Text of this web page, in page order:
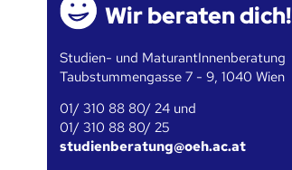
Wir beraten dich!
Studien- und MaturantInnenberatung
Taubstummengasse 7 - 9, 1040 Wien
01/ 310 88 80/ 24 und
01/ 310 88 80/ 25
studienberatung@oeh.ac.at